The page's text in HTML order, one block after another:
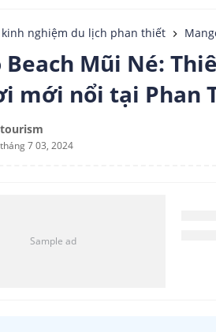
kinh nghiệm du lịch phan thiết Mango
Beach Mũi Né:
mới nổi tại Phan
7 03, 2024